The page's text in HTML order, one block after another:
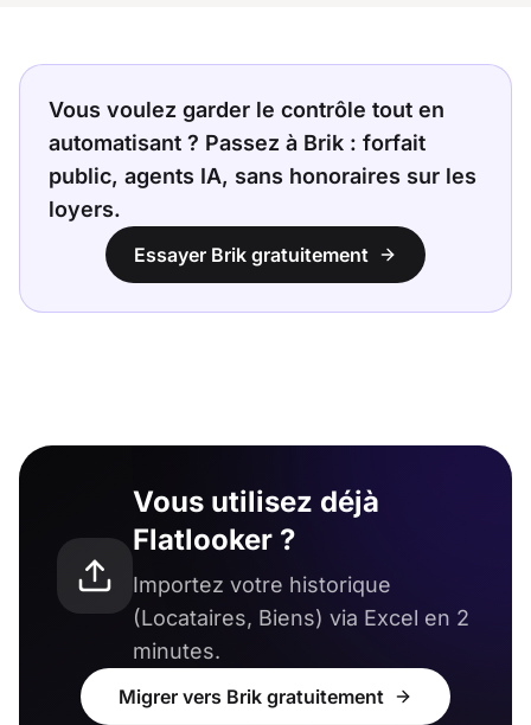
Vous voulez garder le contrôle tout en
automatisant ? Passez à Brik : forfait
public, agents IA, sans honoraires sur les
loyers.
Essayer Brik gratuitement
Vous utilisez déjà
Flatlooker ?
Importez votre historique
(Locataires, Biens) via Excel en 2
minutes.
Migrer vers Brik gratuitement